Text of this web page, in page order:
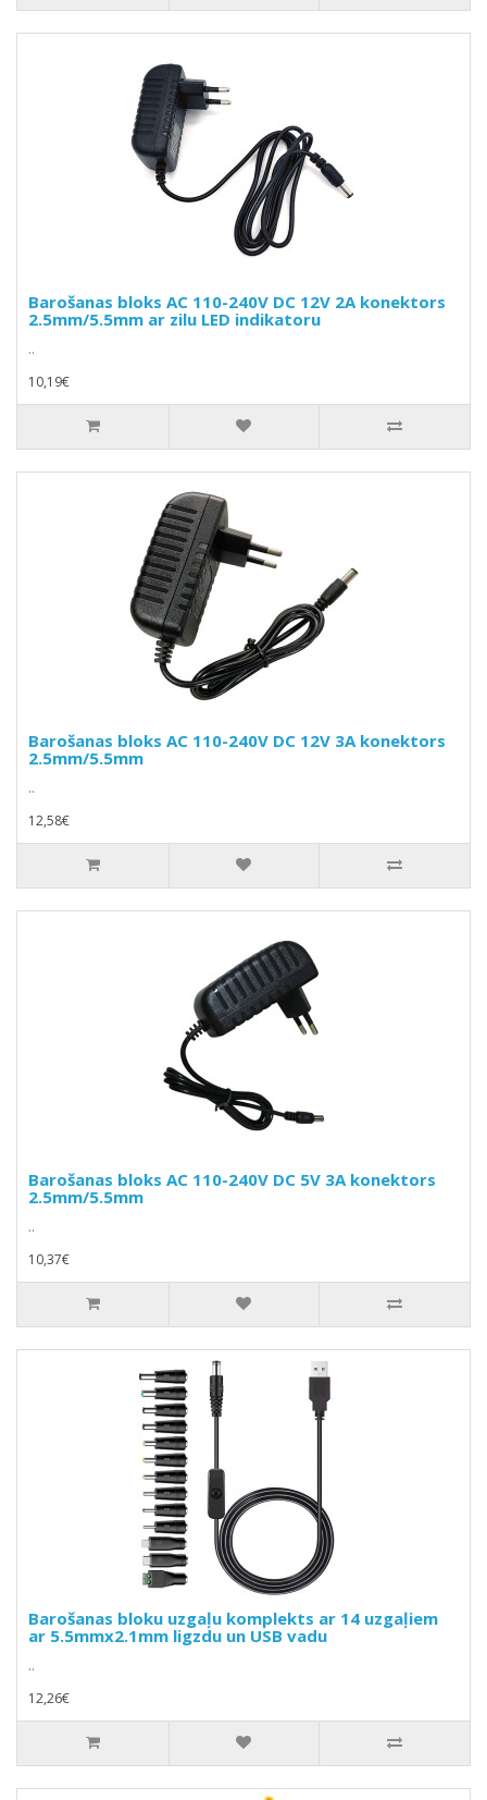
Barošanas bloks AC 110-240V DC 12V 2A konektors
2.5mm/5.5mm ar zilu LED indikatoru
..
10,19€
Barošanas bloks AC 110-240V DC 12V 3A konektors
2.5mm/5.5mm
..
12,58€
Barošanas bloks AC 110-240V DC 5V 3A konektors
2.5mm/5.5mm
..
10,37€
Barošanas bloku uzgaļu komplekts ar 14 uzgaļiem
ar 5.5mmx2.1mm ligzdu un USB vadu
..
12,26€